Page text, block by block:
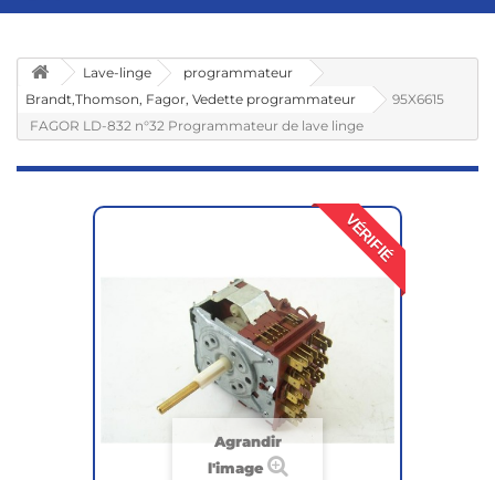
Lave-linge
programmateur
Brandt,Thomson, Fagor, Vedette programmateur
95X6615
FAGOR LD-832 n°32 Programmateur de lave linge
VÉRIFIÉ
Agrandir
l'image